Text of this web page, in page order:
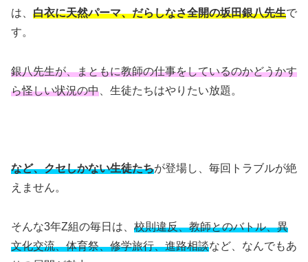
は、 白衣に天然パーマ、だらしなさ全開の坂田銀八先生で
す。
銀八先生が、まともに教師の仕事をしているのかどうかす
ら怪しい状況の中 、生徒たちはやりたい放題。
など、クセしかない生徒たちが登場し、毎回トラブルが絶
えません。
そんな3年Z組の毎日は、 校則違反、教師とのバトル、異
文化交流、体育祭、修学旅行、進路相談など、なんでもあ